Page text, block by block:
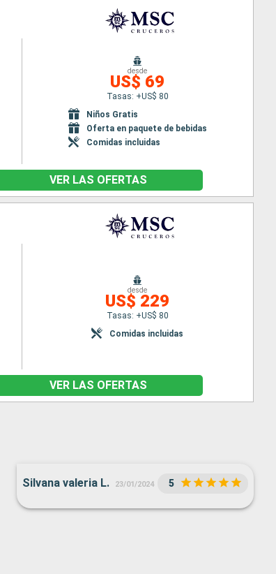
desde
US$ 69
Tasas: +US$ 80
Niños Gratis
Oferta en paquete de bebidas
Comidas incluidas
VER LAS OFERTAS
desde
US$ 229
Tasas: +US$ 80
Comidas incluidas
VER LAS OFERTAS
Silvana valeria L. 23/01/2024 5